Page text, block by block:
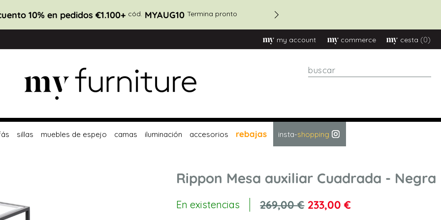
10% en pedidos €1.100+ cód. MYAUG10 Termina pronto
my account commerce cesta (0)
Buscar
sillas muebles de espejo camas iluminación accesorios rebajas insta-shopping
Rippon Mesa auxiliar Cuadrada - Negra
En existencias 233,00 €
269,00 €